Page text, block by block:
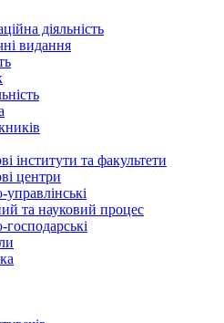
діяльність
видання
інститути та факультети
центри
та науковий процес